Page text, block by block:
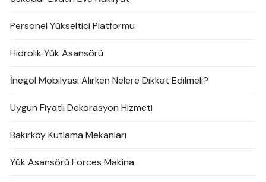
Personel Yükseltici Platformu
Hidrolik Yük Asansörü
İnegöl Mobilyası Alırken Nelere Dikkat Edilmeli?
Uygun Fiyatlı Dekorasyon Hizmeti
Bakırköy Kutlama Mekanları
Yük Asansörü Forces Makina